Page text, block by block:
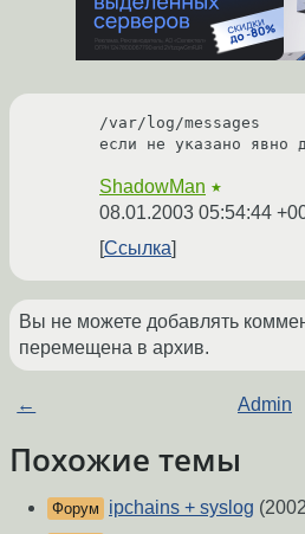
/var/log/messages
если не указано явно
ShadowMan ★
08.01.2003 05:54:44
Ссылка
Вы не можете добавлять
перемещена в архив.
← Admin
Похожие темы
Форум ipchains + syslog